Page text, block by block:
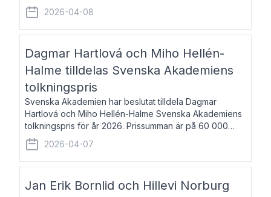
född 1978, är journalist och författare. Han lever
numera i Paris men var under många år bosat
2026-04-08
Dagmar Hartlová och Miho Hellén-
Halme tilldelas Svenska Akademiens
tolkningspris
Svenska Akademien har beslutat tilldela Dagmar
Hartlová och Miho Hellén-Halme Svenska Akademiens
tolkningspris för år 2026. Prissumman är på 60 000
kronor var. Dagmar Hartlová, född 1951, översätter
huvudsakligen från svenska till tjeckiska
2026-04-07
Jan Erik Bornlid och Hillevi Norburg